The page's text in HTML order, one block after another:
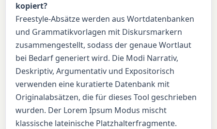
kopiert?
Freestyle-Absätze werden aus Wortdatenbanken
und Grammatikvorlagen mit Diskursmarkern
zusammengestellt, sodass der genaue Wortlaut
bei Bedarf generiert wird. Die Modi Narrativ,
Deskriptiv, Argumentativ und Expositorisch
verwenden eine kuratierte Datenbank mit
Originalabsätzen, die für dieses Tool geschrieben
wurden. Der Lorem Ipsum Modus mischt
klassische lateinische Platzhalterfragmente.